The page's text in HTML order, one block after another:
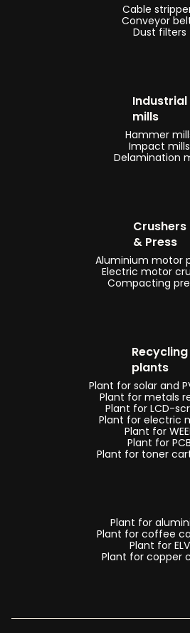
Cable
Conveyor
Dust filters
Industrial
mills
Hammer
Impact mills
Delamination
Crushers
& Press
Aluminium motor
Electric motor
Compacting
Recycling
plants
Plant for solar and
Plant for metals
Plant for LCD-
Plant for electric
Plant for
Plant for PCB
Plant for toner
Plant for
Plant for coffee
Plant for ELV
Plant for copper